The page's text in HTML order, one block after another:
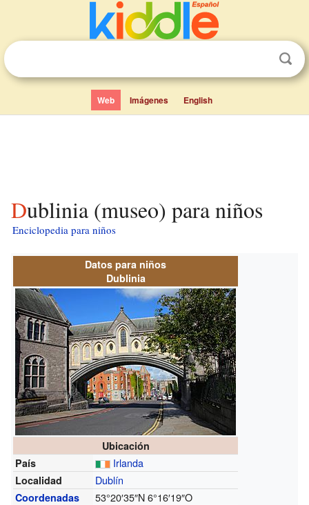
Web Imágenes English
Dublinia (museo) para niños
Enciclopedia para niños
Datos para niños
Dublinia
Ubicación
País
Irlanda
Localidad Dublín
Coordenadas 53°20′35″N6°16′19″O